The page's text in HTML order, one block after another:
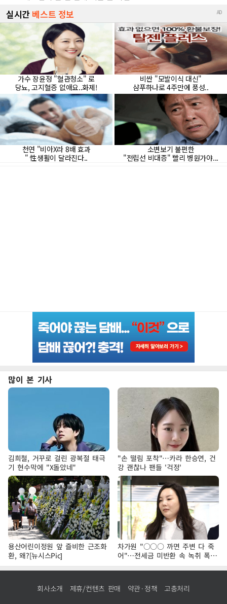
많이 본 기사
김희철, 거꾸로 걸린 광복절 태극
기 현수막에 "X돌았네"
"손 떨림 포착"…카라 한승연, 건
강 괜찮나 팬들 '걱정'
용산어린이정원 앞 즐비한 근조화
환, 왜?[뉴시스Pic]
차가원 "○○○ 까면 주변 다 죽
어"…전세금 미반환 속 녹취 폭로
파장
회사소개 제휴/컨텐츠 판매 약관·정책 고충처리